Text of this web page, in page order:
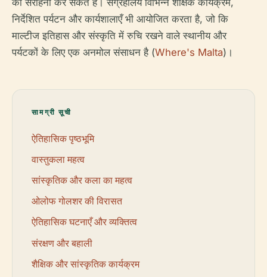
की सराहना कर सकते हैं। संग्रहालय विभिन्न शैक्षिक कार्यक्रम,
निर्देशित पर्यटन और कार्यशालाएँ भी आयोजित करता है, जो कि
माल्टीज इतिहास और संस्कृति में रुचि रखने वाले स्थानीय और
पर्यटकों के लिए एक अनमोल संसाधन है (Where's Malta)।
सामग्री सूची
ऐतिहासिक पृष्ठभूमि
वास्तुकला महत्व
सांस्कृतिक और कला का महत्व
ओलोफ गोलशर की विरासत
ऐतिहासिक घटनाएँ और व्यक्तित्व
संरक्षण और बहाली
शैक्षिक और सांस्कृतिक कार्यक्रम